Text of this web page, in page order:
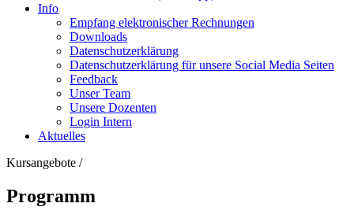
Info
Empfang elektronischer Rechnungen
Downloads
Datenschutzerklärung
Datenschutzerklärung für unsere Social Media Seiten
Feedback
Unser Team
Unsere Dozenten
Login Intern
Aktuelles
Kursangebote /
Programm